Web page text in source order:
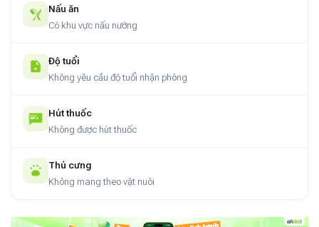
Nấu ăn
Có khu vực nấu nướng
Độ tuổi
Không yêu cầu độ tuổi nhận phòng
Hút thuốc
Không được hút thuốc
Thú cưng
Không mang theo vật nuôi